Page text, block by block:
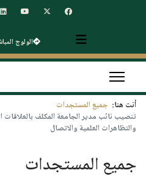
الولوج
أنت هنا: جميع المستجدات
تنصيب نائب مدير الجامعة المكلف بالعلاقات
والتظاهرات العلمية والاتصال
جميع المستجدات